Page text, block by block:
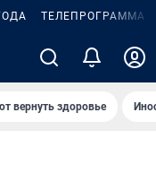
ТЕЛЕПРОГРАММА
вернуть здоровье